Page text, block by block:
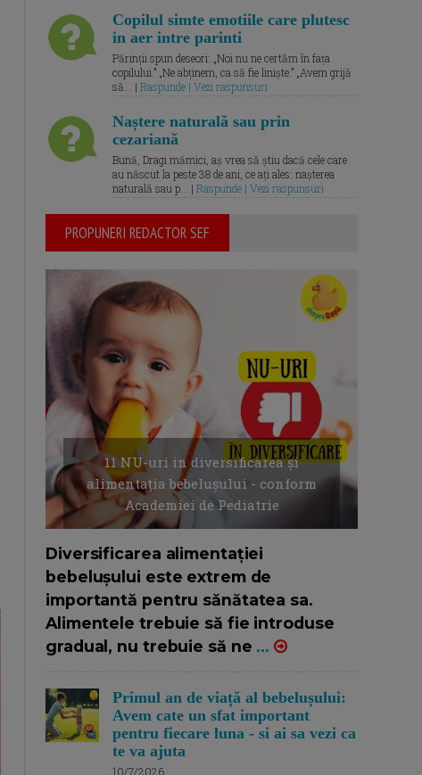
Copilul simte emotiile care plutesc
in aer intre parinti
Părinții spun deseori: „Noi nu ne certăm în fața
copilului.” „Ne abținem, ca să fie liniște.” „Avem grijă
să... | Raspunde | Vezi raspunsuri
Naștere naturală sau prin
cezariană
Bună, Dragi mămici, aș vrea să știu dacă cele care
au născut la peste 38 de ani, ce ați ales: nașterea
naturală sau p... | Raspunde | Vezi raspunsuri
PROPUNERI REDACTOR SEF
11 NU-uri in diversificarea și
alimentația bebelușului - conform
Academiei de Pediatrie
Diversificarea alimentației
bebelușului este extrem de
importantă pentru sănătatea sa.
Alimentele trebuie să fie introduse
gradual, nu trebuie să ne ...
Primul an de viață al bebelușului:
Avem cate un sfat important
pentru fiecare luna - si ai sa vezi ca
te va ajuta
10/7/2026